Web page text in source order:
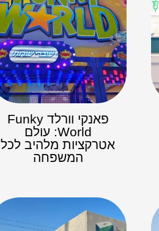
פאנקי וורלד Funky
World: עולם
אטרקציות מלהיב לכל
המשפחה